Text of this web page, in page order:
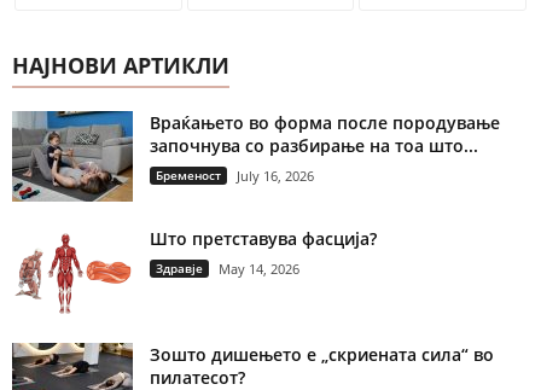
НАЈНОВИ АРТИКЛИ
Враќањето во форма после породување
започнува со разбирање на тоа што...
Бременост July 16, 2026
Што претставува фасција?
Здравје May 14, 2026
Зошто дишењето е „скриената сила“ во
пилатесот?